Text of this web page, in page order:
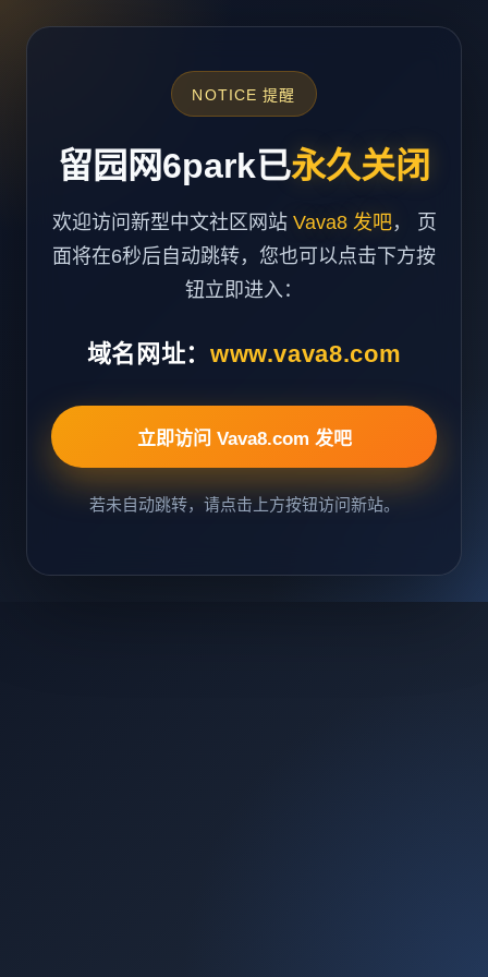
NOTICE 提醒
留园网6park已永久关闭
欢迎访问新型中文社区网站 Vava8 发吧， 页
面将在6秒后自动跳转，您也可以点击下方按
钮立即进入：
域名网址： www.vava8.com
立即访问 Vava8.com 发吧
若未自动跳转，请点击上方按钮访问新站。